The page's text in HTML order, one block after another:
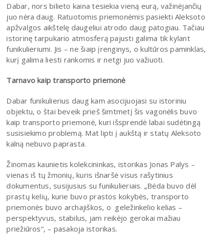
Dabar, nors bilieto kaina tesiekia vieną eurą, važinėjančių
juo nėra daug. Ratuotomis priemonėmis pasiekti Aleksoto
apžvalgos aikštelę daugeliui atrodo daug patogiau. Tačiau
istorinę tarpukario atmosferą pajusti galima tik kylant
funikulieriumi. Jis – ne šiaip įrenginys, o kultūros paminklas,
kurį galima liesti rankomis ir netgi juo važiuoti.
Tarnavo kaip transporto priemonė
Dabar funikulierius daug kam asocijuojasi su istoriniu
objektu, o štai beveik prieš šimtmetį šis vagonėlis buvo
kaip transporto priemonė, kuri išsprendė labai sudėtingą
susisiekimo problemą. Mat lipti į aukštą ir statų Aleksoto
kalną nebuvo paprasta.
Žinomas kaunietis kolekcininkas, istorikas Jonas Palys –
vienas iš tų žmonių, kuris išnaršė visus rašytinius
dokumentus, susijusius su funikulieriais. „Bėda buvo dėl
prastų kelių, kurie buvo prastos kokybės, transporto
priemonės buvo archajiškos, o geležinkelio kelias –
perspektyvus, stabilus, jam reikėjo gerokai mažiau
priežiūros“, – pasakoja istorikas.